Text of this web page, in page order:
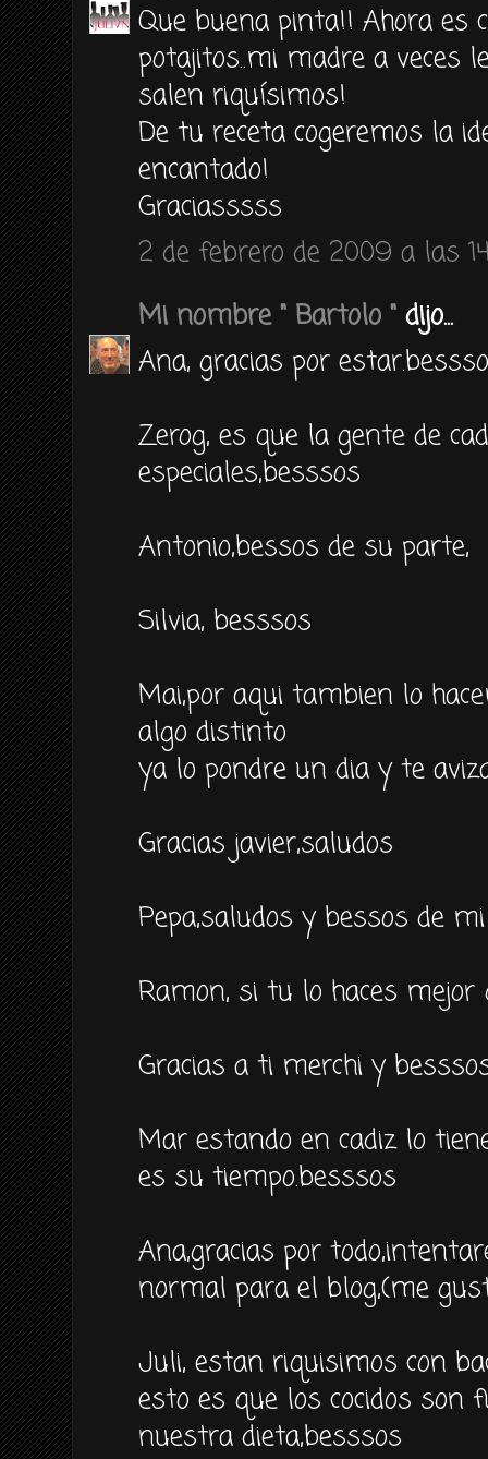
Que buena pinta!! Ahora es
potajitos..mi madre a veces
salen riquísimos!
De tu receta cogeremos la
encantado!
Graciasssss
2 de febrero de 2009 a las
Mi nombre " Bartolo " dijo...
Ana, gracias por
Zerog, es que la gente de
especiales,besssos
Antonio,bessos de su parte,
Silvia, besssos
Mai,por aqui tambien lo
algo distinto
ya lo pondre un dia y te
Gracias javier,saludos
Pepa,saludos y bessos de
Ramon, si tu lo haces mejor
Gracias a ti merchi y
Mar estando en cadiz lo
es su tiempo.besssos
Ana,gracias por
normal para el blog,(me
Juli, estan riquisimos con
esto es que los cocidos
nuestra dieta,besssos